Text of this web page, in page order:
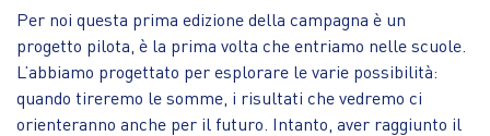
Per noi questa prima edizione della campagna è un
progetto pilota, è la prima volta che entriamo nelle scuole.
L’abbiamo progettato per esplorare le varie possibilità:
quando tireremo le somme, i risultati che vedremo ci
orienteranno anche per il futuro. Intanto, aver raggiunto il